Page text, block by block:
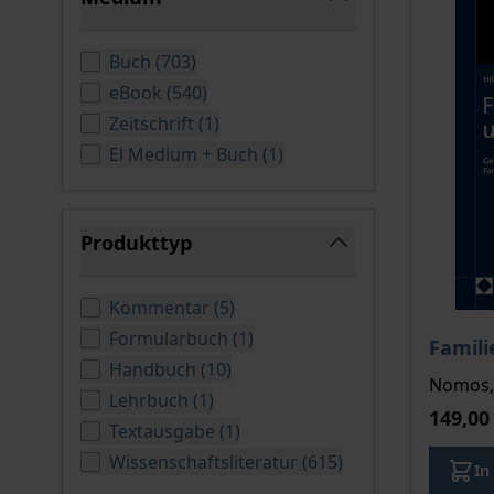
Buch (703verfügbare Produkte
)
eBook (540verfügbare Produkte
)
Zeitschrift (1verfügbare Produkte
)
El Medium + Buch (1verfügbare Produkte
)
Produkttyp
Kommentar (5verfügbare Produkte
)
Formularbuch (1verfügbare Produkte
)
Handbuch (10verfügbare Produkte
)
Lehrbuch (1verfügbare Produkte
)
Textausgabe (1verfügbare Produkte
)
Wissenschaftsliteratur (615verfügbare
) In